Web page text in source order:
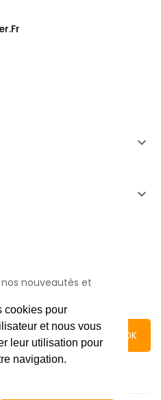
cookies pour
et nous vous
leur utilisation pour
navigation.
keyboard_arrow_down
keyboard_arrow_down
nouveautés et